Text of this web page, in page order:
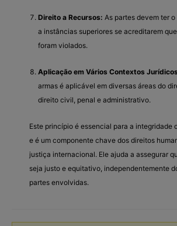
Direito a Recursos: As partes devem ter
a instâncias superiores se acreditarem
foram violados.
Aplicação em Vários Contextos
armas é aplicável em diversas áreas do
direito civil, penal e administrativo.
Este princípio é essencial para a integridade
e é um componente chave dos direitos
justiça internacional. Ele ajuda a assegurar
seja justo e equitativo, independentemente
partes envolvidas.